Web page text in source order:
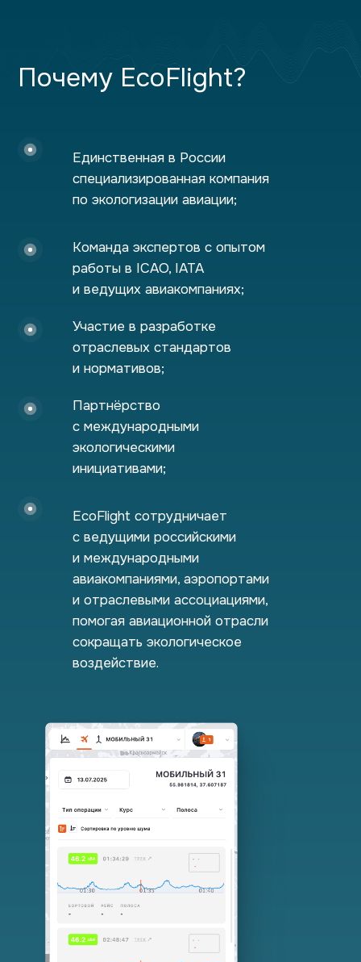
Почему EcoFlight?
Команда экспертов с опытом
работы в ICAO, IATA
и ведущих авиакомпаниях;
Единственная в России
специализированная компания
по экологизации авиации;
Партнёрство
с международными
экологическими
инициативами;
Участие в разработке
отраслевых стандартов
и нормативов;
EcoFlight сотрудничает
с ведущими российскими
и международными
авиакомпаниями, аэропортами
и отраслевыми ассоциациями,
помогая авиационной отрасли
сокращать экологическое
воздействие.